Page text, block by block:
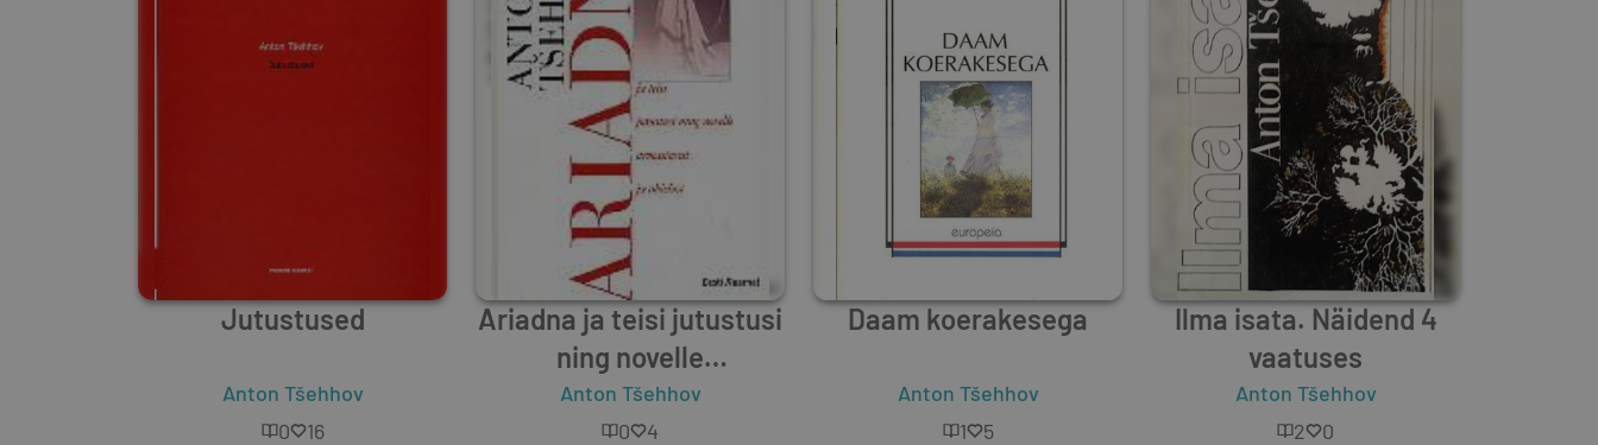
Jutustused
Anton Tšehhov
0
16
Ariadna ja teisi jutustusi
ning novelle
armastusest ja abielust
Anton Tšehhov
0
4
Daam koerakesega
Anton Tšehhov
1
5
Ilma isata. Näidend 4
vaatuses
Anton Tšehhov
2
0